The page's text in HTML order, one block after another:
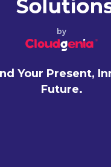
by
Your Present,
Future.